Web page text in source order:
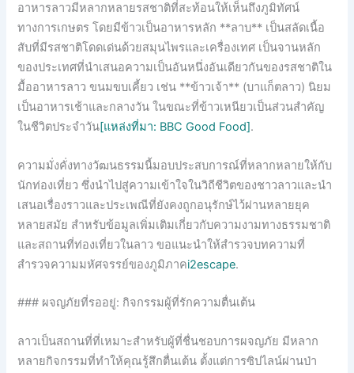
อาหารลาวมีหลากหลายรสชาติที่สะท้อนให้เห็นถึงภูมิทัศน์
ทางการเกษตร โดยมีข้าวเป็นอาหารหลัก **ลาบ** เป็นสลัดเนื้อ
สับที่มีรสชาติโดดเด่นด้วยสมุนไพรและเครื่องเทศ เป็นจานหลัก
ของประเทศที่นำเสนอความเป็นอันหนึ่งอันเดียวกันของรสชาติใน
มื้ออาหารลาว ขนมขบเคี้ยว เช่น **ข้าวเจ้า** (บาแก็ตลาว) นิยม
เป็นอาหารเช้าและกลางวัน ในขณะที่ข้าวเหนียวเป็นส่วนสำคัญ
ในชีวิตประจำวัน[แหล่งที่มา: BBC Good Food].
ความมั่งคั่งทางวัฒนธรรมนี้มอบประสบการณ์ที่หลากหลายให้กับ
นักท่องเที่ยว ซึ่งนำไปสู่ความเข้าใจในวิถีชีวิตของชาวลาวและนำ
เสนอเรื่องราวและประเพณีที่ยังคงถูกอนุรักษ์ไว้ผ่านหลายยุค
หลายสมัย สำหรับข้อมูลเพิ่มเติมเกี่ยวกับความงามทางธรรมชาติ
และสถานที่ท่องเที่ยวในลาว ขอแนะนำให้สำรวจบทความที่
สำรวจความมหัศจรรย์ของภูมิภาคi2escape.
### ผจญภัยที่รออยู่: กิจกรรมผู้ที่รักความตื่นเต้น
ลาวเป็นสถานที่ที่เหมาะสำหรับผู้ที่ชื่นชอบการผจญภัย มีหลาก
หลายกิจกรรมที่ทำให้คุณรู้สึกตื่นเต้น ตั้งแต่การซิปไลน์ผ่านป่า